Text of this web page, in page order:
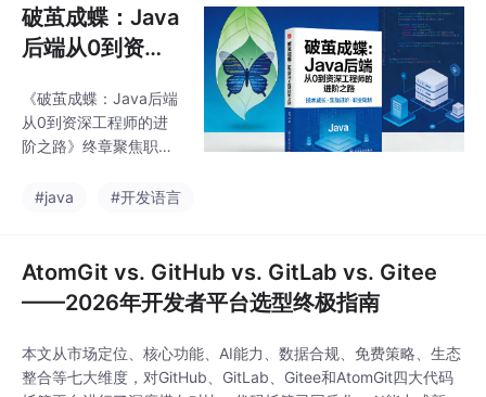
分布式系
志框架在大量写磁盘时
触发了锁竞争，导致业
务线程阻塞。线上问题
误，而是对系统底层机
制缺乏理解。本篇文章
核心内容：性能分析工
alVM 监控、Arthas 诊
破茧成蝶：Java
后端从0到资深
路（十）
《破茧成蝶：Java后端
从0到资深工程师的进
阶之路》终章聚焦职业
指出，真正的资深工程
软技能。作者梳理了Ja
va后端工程师应掌握的
知识体系，涵盖工程
等9大维度，建议深耕
一个领域同时拓展周边
#java #开发语言
AtomGit vs. GitHub vs. GitLab vs. Gitee
——2026年开发者平台选型终极指南
本文从市场定位、核心功能、AI能力、数据合规、免费策略、生态
整合等七大维度，对GitHub、GitLab、Gitee和AtomGit四大代码